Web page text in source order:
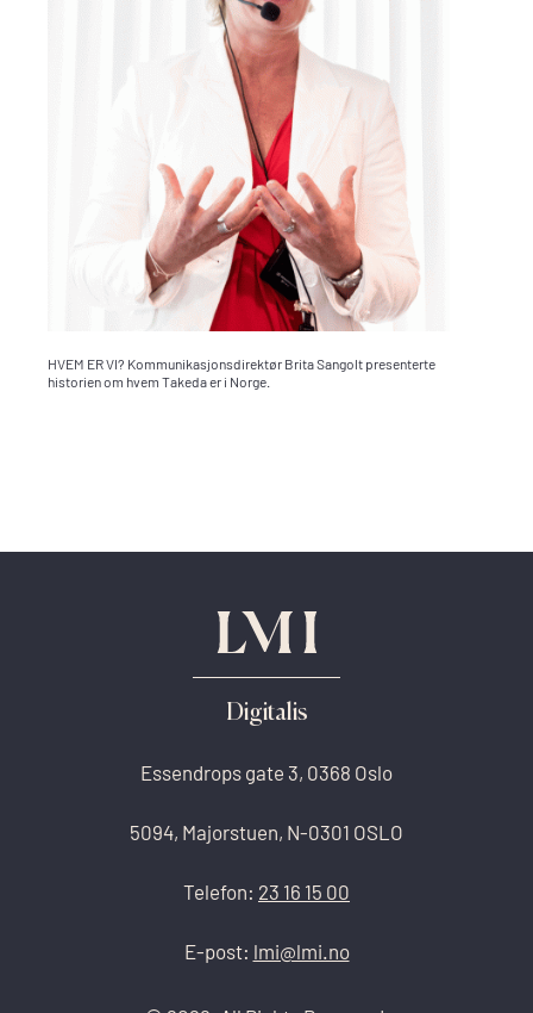
HVEM ER VI? Kommunikasjonsdirektør Brita Sangolt presenterte
historien om hvem Takeda er i Norge.
Digitalis
Essendrops gate 3, 0368 Oslo
5094, Majorstuen, N-0301 OSLO
Telefon: 23 16 15 00
E-post: lmi@lmi.no